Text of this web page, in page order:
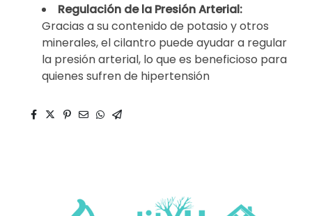
Regulación de la Presión Arterial:
Gracias a su contenido de potasio y otros
minerales, el cilantro puede ayudar a regular
la presión arterial, lo que es beneficioso para
quienes sufren de hipertensión